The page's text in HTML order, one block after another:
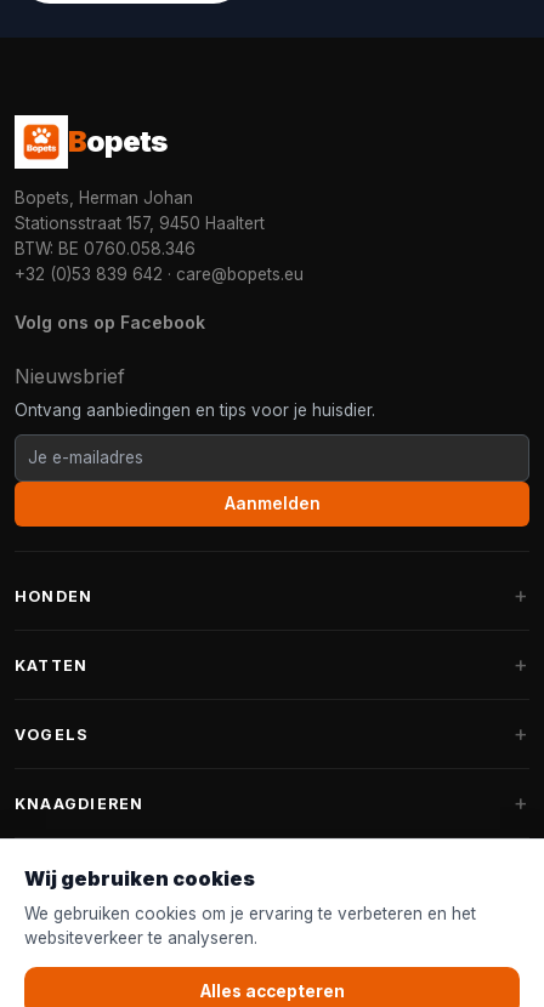
Bopets
Bopets, Herman Johan
Stationsstraat 157, 9450 Haaltert
BTW: BE 0760.058.346
+32 (0)53 839 642 · care@bopets.eu
Volg ons op Facebook
Nieuwsbrief
Ontvang aanbiedingen en tips voor je huisdier.
Aanmelden
HONDEN
Fantail hondenmanden
Hondenspeelgoed
Halsband & Lijn
Shampoo & Verzorging
KATTEN
Krabpalen voor Maine Coon
Kattenmanden
VOGELS
Vogelvoer binnenvogels
Voederhuisjes
Nestkastjes & Nesting
Tuinvogelvoer
KNAAGDIEREN
Knaagdierenvoer
Accessoires
KLANTENSERVICE
Wij gebruiken cookies
We gebruiken cookies om je ervaring te verbeteren en het
websiteverkeer te analyseren.
Alles accepteren